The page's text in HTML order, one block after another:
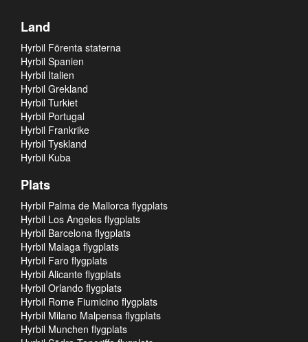
Land
Hyrbil Förenta staterna
Hyrbil Spanien
Hyrbil Italien
Hyrbil Grekland
Hyrbil Turkiet
Hyrbil Portugal
Hyrbil Frankrike
Hyrbil Tyskland
Hyrbil Kuba
Plats
Hyrbil Palma de Mallorca flygplats
Hyrbil Los Angeles flygplats
Hyrbil Barcelona flygplats
Hyrbil Malaga flygplats
Hyrbil Faro flygplats
Hyrbil Alicante flygplats
Hyrbil Orlando flygplats
Hyrbil Rome Fiumicino flygplats
Hyrbil Milano Malpensa flygplats
Hyrbil Munchen flygplats